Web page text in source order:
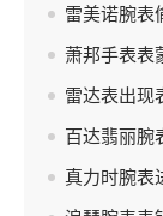
雷美诺腕表
萧邦手表表
雷达表出现
百达翡丽腕
真力时腕表